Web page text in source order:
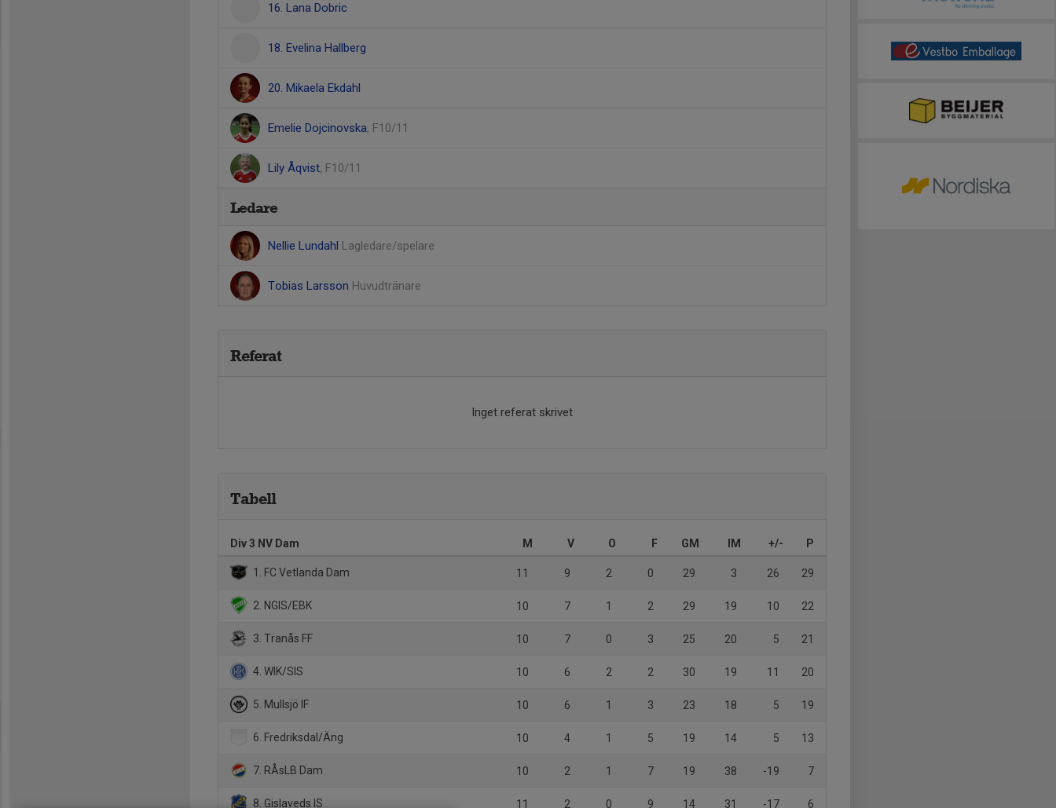
16. Lana Dobric
18. Evelina Hallberg
20. Mikaela Ekdahl
Emelie Dojcinovska, F10/11
Lily Åqvist, F10/11
Ledare
Nellie Lundahl Lagledare/spelare
Tobias Larsson Huvudtränare
Referat
Inget referat skrivet
Tabell
Div 3 NV Dam M V O F GM IM +/- P
1. FC Vetlanda Dam 11 9 2 0 29 3 26 29
2. NGIS/EBK 10 7 1 2 29 19 10 22
3. Tranås FF 10 7 0 3 25 20 5 21
4. WIK/SIS 10 6 2 2 30 19 11 20
5. Mullsjö IF 10 6 1 3 23 18 5 19
6. Fredriksdal/Äng 10 4 1 5 19 14 5 13
7. RÅsLB Dam 10 2 1 7 19 38 -19 7
8. Gislaveds IS 11 2 0 9 14 31 -17 6